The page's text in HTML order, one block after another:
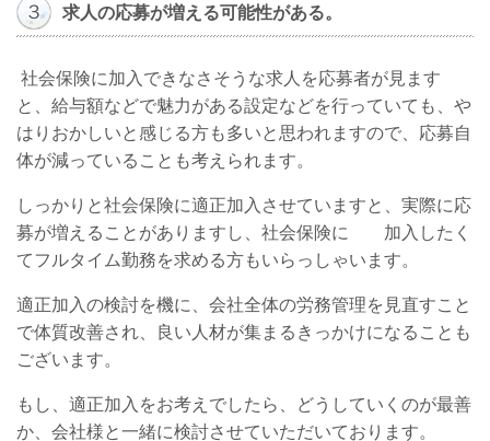
３ 求人の応募が増える可能性がある。
社会保険に加入できなさそうな求人を応募者が見ます
と、給与額などで魅力がある設定などを行っていても、や
はりおかしいと感じる方も多いと思われますので、応募自
体が減っていることも考えられます。
しっかりと社会保険に適正加入させていますと、実際に応
募が増えることがありますし、社会保険に
加入したく
てフルタイム勤務を求める方もいらっしゃいます。
適正加入の検討を機に、会社全体の労務管理を見直すこと
で体質改善され、良い人材が集まるきっかけになることも
ございます。
もし、適正加入をお考えでしたら、どうしていくのが最善
か、会社様と一緒に検討させていただいております。